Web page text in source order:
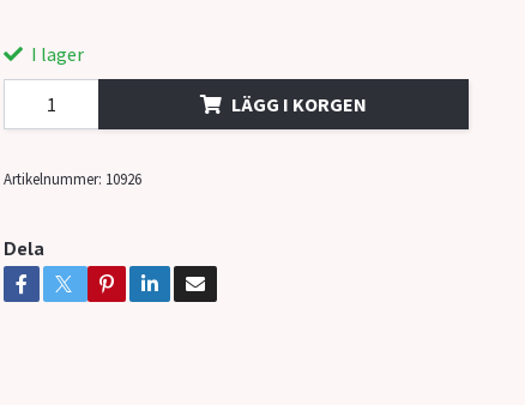
I lager
LÄGG I KORGEN
Artikelnummer: 10926
Dela